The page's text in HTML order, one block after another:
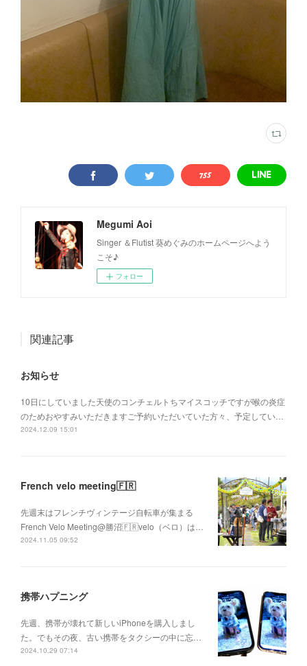
Megumi Aoi
Singer ＆Flutist 葵めぐみのホームページへよう
こそ♪
フォロー
関連記事
お知らせ
10日にしていました天使のコンチェルトちマイスコッチですが喉の炎症
のためおやすみいただきますご予約いただいていた方々、予定してい…
2024.12.09 15:01
French velo meeting🇫🇷
先週末はフレンチヴィンテージ自転車が集まる
French Velo Meeting@勝沼🇫🇷velo（ベロ）は…
2024.11.05 09:52
携帯ハプニング
先週、携帯が壊れて新しいiPhoneを購入しまし
た。でもその夜、古い携帯をタクシーの中に忘…
2024.10.29 07:14